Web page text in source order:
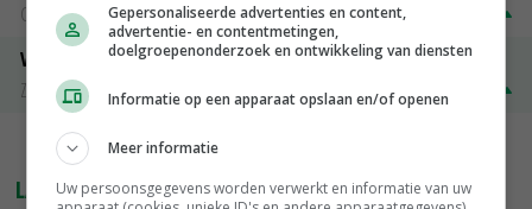
Groningen
€ 197,00
Volle melkpoeder
Zuivel NL
€ 345,00 € 20,00
MEER MARKTPRIJZEN
LAATSTE NIEUWS
Gepersonaliseerde advertenties en content,
advertentie- en contentmetingen,
doelgroepenonderzoek en ontwikkeling van diensten
Informatie op een apparaat opslaan en/of openen
Meer informatie
Uw persoonsgegevens worden verwerkt en informatie van uw